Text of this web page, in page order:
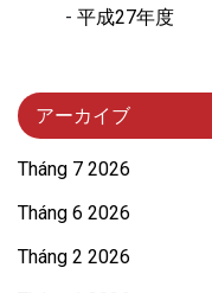
平成27年度
アーカイブ
Tháng 7 2026
Tháng 6 2026
Tháng 2 2026